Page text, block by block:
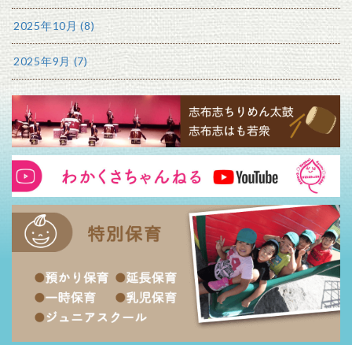
2025年10月 (8)
2025年9月 (7)